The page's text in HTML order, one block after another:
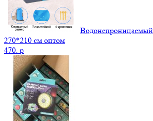
270*210 см оптом
470. p